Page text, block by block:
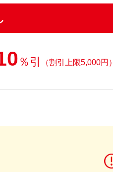
％引 （割引上限5,000円）